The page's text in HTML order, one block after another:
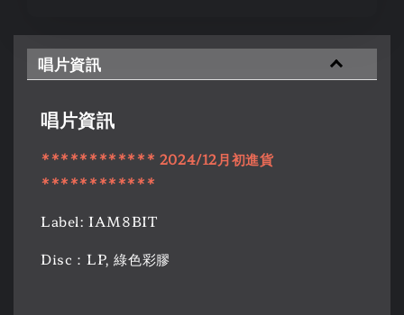
唱片資訊
唱片資訊
************ 2024/12月初進貨
************
Label: IAM8BIT
Disc：LP, 綠色彩膠